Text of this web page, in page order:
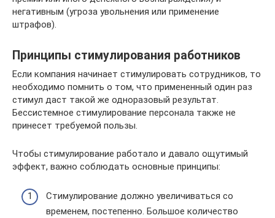
негативным (угроза увольнения или применение
штрафов).
Принципы стимулирования работников
Если компания начинает стимулировать сотрудников, то
необходимо помнить о том, что примененный один раз
стимул даст такой же одноразовый результат.
Бессистемное стимулирование персонала также не
принесет требуемой пользы.
Чтобы стимулирование работало и давало ощутимый
эффект, важно соблюдать основные принципы:
Стимулирование должно увеличиваться со
временем, постепенно. Большое количество